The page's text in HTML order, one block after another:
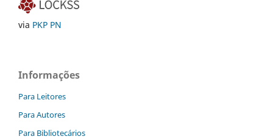
via PKP PN
Informações
Para Leitores
Para Autores
Para Bibliotecários